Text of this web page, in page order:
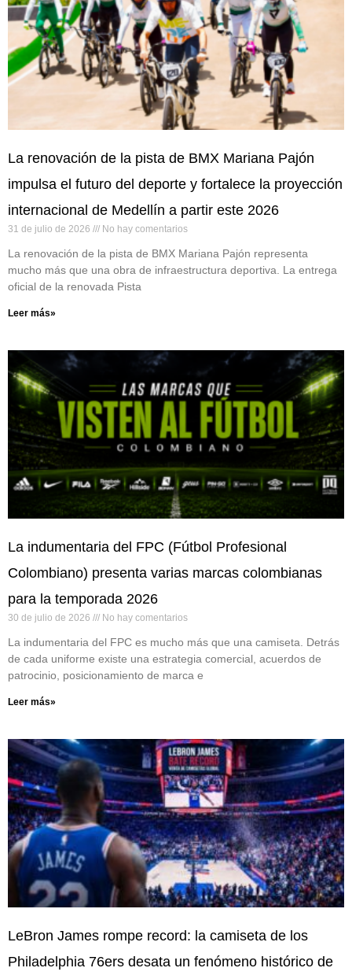
La renovación de la pista de BMX Mariana Pajón
impulsa el futuro del deporte y fortalece la proyección
internacional de Medellín a partir este 2026
31 de julio de 2026 No hay comentarios
La renovación de la pista de BMX Mariana Pajón representa
mucho más que una obra de infraestructura deportiva. La entrega
oficial de la renovada Pista
Leer más»
La indumentaria del FPC (Fútbol Profesional
Colombiano) presenta varias marcas colombianas
para la temporada 2026
30 de julio de 2026 No hay comentarios
La indumentaria del FPC es mucho más que una camiseta. Detrás
de cada uniforme existe una estrategia comercial, acuerdos de
patrocinio, posicionamiento de marca e
Leer más»
LeBron James rompe record: la camiseta de los
Philadelphia 76ers desata un fenómeno histórico de